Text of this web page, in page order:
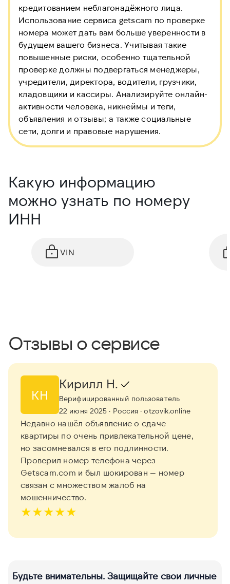
кредитованием неблагонадёжного лица.
Использование сервиса getscam по проверке
номера может дать вам больше уверенности в
будущем вашего бизнеса. Учитывая такие
повышенные риски, особенно тщательной
проверке должны подвергаться менеджеры,
учредители, директора, водители, грузчики,
кладовщики и кассиры. Анализируйте онлайн-
активности человека, никнеймы и теги,
объявления и отзывы; а также социальные
сети, долги и правовые нарушения.
Какую информацию
можно узнать по номеру
ИНН
VIN
Отзывы о сервисе
КН
Кирилл Н.
Верифицированный пользователь
22 июня 2025 · Россия · otzovik.online
Недавно нашёл объявление о сдаче
квартиры по очень привлекательной цене,
но засомневался в его подлинности.
Проверил номер телефона через
Getscam.com и был шокирован — номер
связан с множеством жалоб на
мошенничество.
★★★★★
Будьте внимательны. Защищайте свои личные